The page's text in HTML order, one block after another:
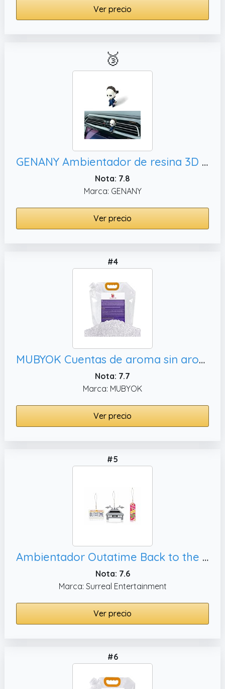
Ver precio
🥉
GENANY Ambientador de resina 3D con clip de ventilación de coche, regalo de verano
Nota: 7.8
Marca: GENANY
Ver precio
#4
MUBYOK Cuentas de aroma sin aroma de alta calidad de 5 libras para moldes de freshies de coche, suministros de freshie para automóviles
Nota: 7.7
Marca: MUBYOK
Ver precio
#5
Ambientador Outatime Back to the Future | Ideas de regalo Delorean | Regreso al futuro | Hoverboard Back to the Future | Ambientador de coche DeLorean DMC-12 | Juego de 3 unidades | Producto oficial
Nota: 7.6
Marca: Surreal Entertainment
Ver precio
#6